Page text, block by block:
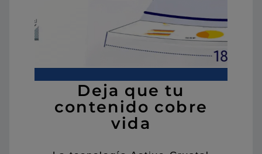
Deja que tu
contenido cobre
vida